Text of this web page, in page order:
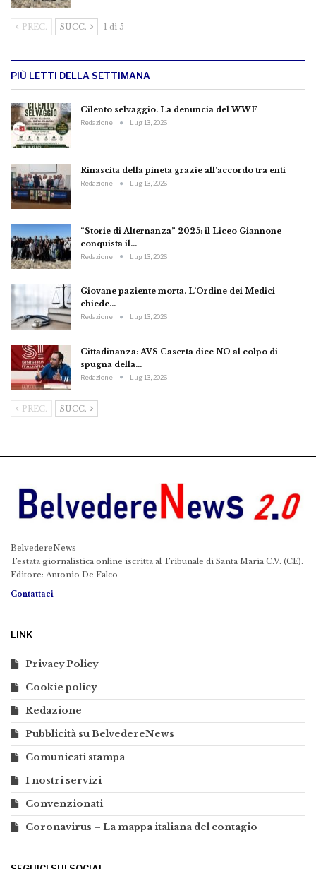
PREC. SUCC. 1 di 5
PIÙ LETTI DELLA SETTIMANA
Cilento selvaggio. La denuncia del WWF
Redazione Lug 13, 2026
Rinascita della pineta grazie all’accordo tra enti
Redazione Lug 13, 2026
“Storie di Alternanza” 2025: il Liceo Giannone
conquista il…
Redazione Lug 13, 2026
Giovane paziente morta. L’Ordine dei Medici
chiede…
Redazione Lug 13, 2026
Cittadinanza: AVS Caserta dice NO al colpo di
spugna della…
Redazione Lug 13, 2026
PREC. SUCC.
BelvedereNews
Testata giornalistica online iscritta al Tribunale di Santa Maria C.V. (CE).
Editore: Antonio De Falco
Contattaci
LINK
Privacy Policy
Cookie policy
Redazione
Pubblicità su BelvedereNews
Comunicati stampa
I nostri servizi
Convenzionati
Coronavirus – La mappa italiana del contagio